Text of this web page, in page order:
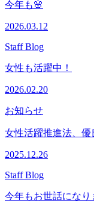
今年も🌸
2026.03.12
Staff Blog
女性も活躍中！
2026.02.20
お知らせ
女性活躍推進法、
2025.12.26
Staff Blog
今年もお世話になり